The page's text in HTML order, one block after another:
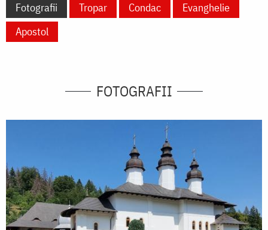
Fotografii
Tropar Condac
Evanghelie
Apostol
FOTOGRAFII